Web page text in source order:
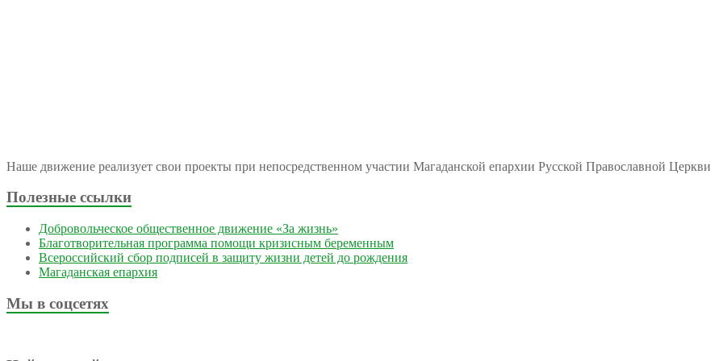
Наше движение реализует свои проекты при непосредственном участии Магаданской епархии Русской Православной Церкви
Полезные ссылки
Добровольческое общественное движение «За жизнь»
Благотворительная программа помощи кризисным беременным
Всероссийский сбор подписей в защиту жизни детей до рождения
Магаданская епархия
Мы в соцсетях